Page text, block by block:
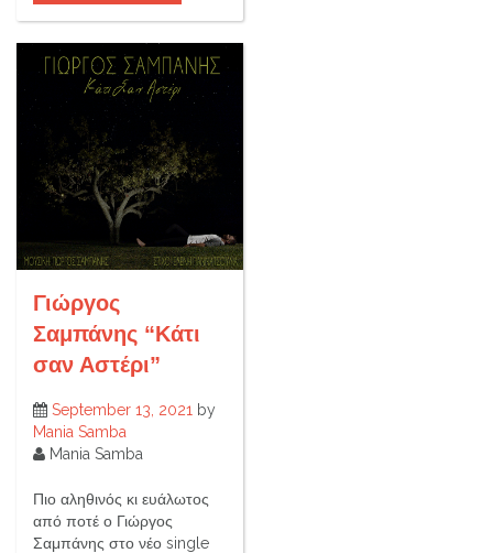
Γιώργος
Σαμπάνης “Κάτι
σαν Αστέρι”
September 13, 2021 by
Mania Samba
Mania Samba
Πιο αληθινός κι ευάλωτος
από ποτέ ο Γιώργος
Σαμπάνης στο νέο single